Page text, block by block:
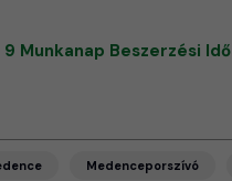
Munkanap Beszerzési Idő
Medenceporszívó